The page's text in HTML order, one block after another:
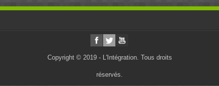
Copyright © 2019 - L'Intégration. Tous droits
réservés.